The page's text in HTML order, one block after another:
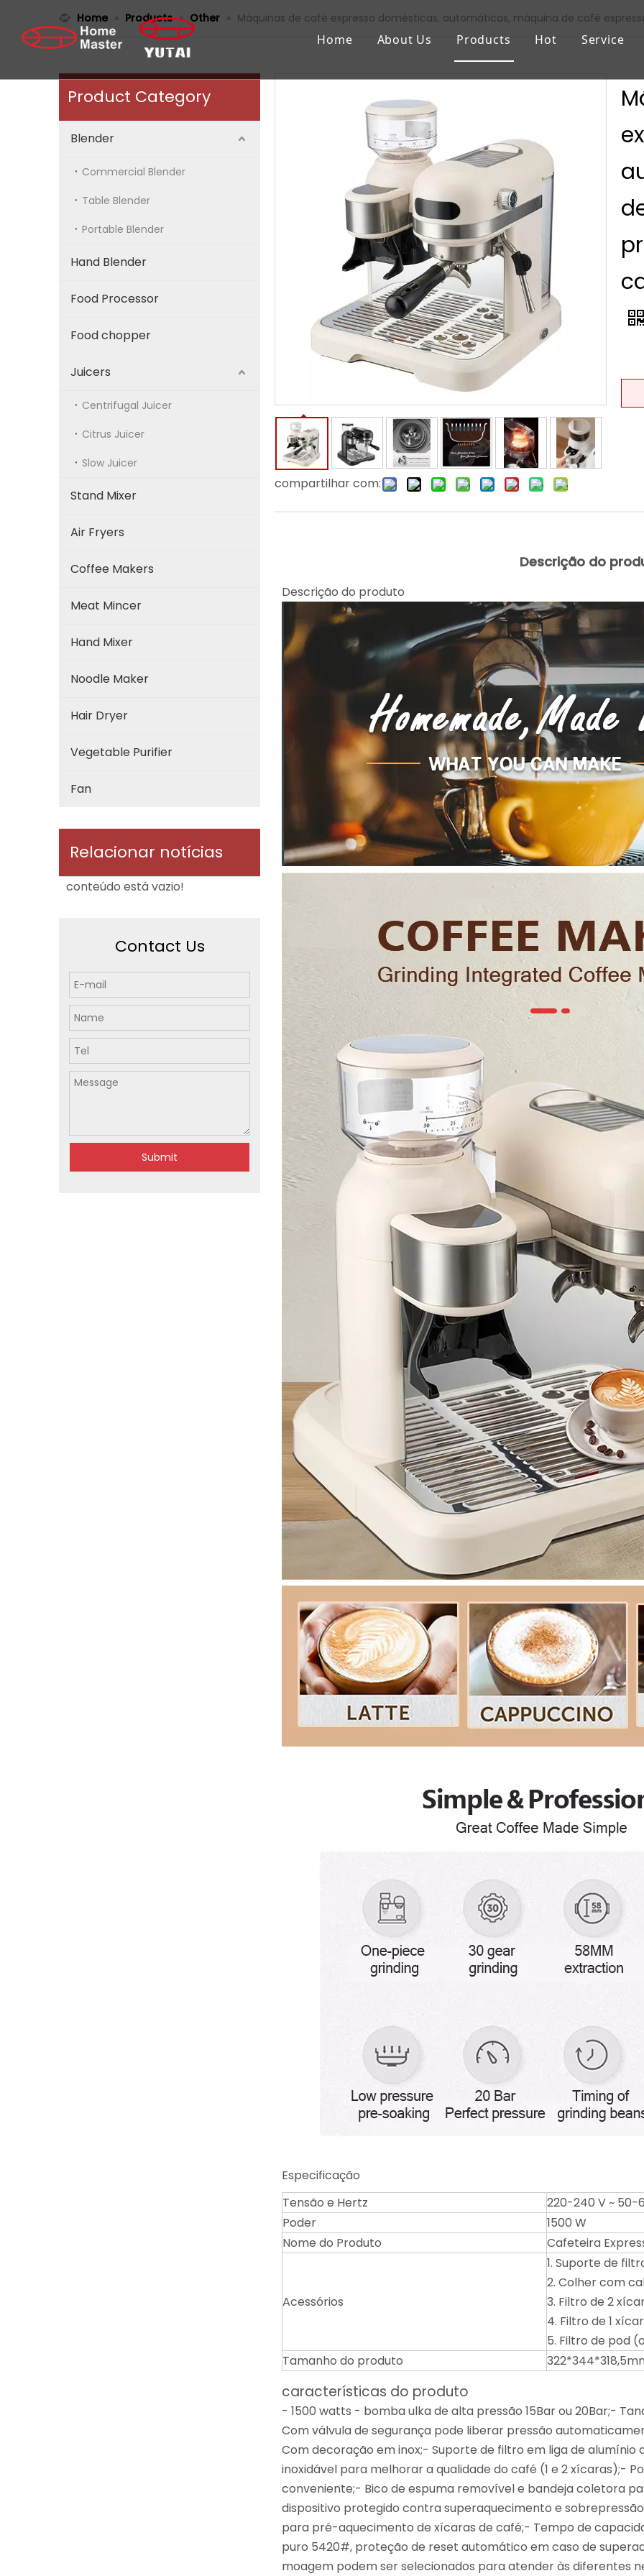
Home About Us Products Hot Service
Home » Products » Other » Máquinas de café expresso domésticas, automáticas, máquina de café
Product Category
Blender
Commercial Blender
Table Blender
Portable Blender
Hand Blender
Food Processor
Food chopper
Juicers
Centrifugal Juicer
Citrus Juicer
Slow Juicer
Stand Mixer
Air Fryers
Coffee Makers
Meat Mincer
Hand Mixer
Noodle Maker
Hair Dryer
Vegetable Purifier
Fan
Relacionar notícias
conteúdo está vazio!
Contact Us
Submit
compartilhar com:
Descrição do
Descrição do produto
Especificação
Tensão e Hertz
220-240 V ~ 50-
Poder
1500 W
Nome do Produto
Cafeteira
Acessórios
1. Suporte de
2. Colher com
3. Filtro de 2
4. Filtro de 1
5. Filtro de pod
Tamanho do produto
características do produto
- 1500 watts - bomba ulka de alta pressão 15Bar ou 20Bar;-
Com válvula de segurança pode liberar pressão
Com decoração em inox;- Suporte de filtro em liga de
inoxidável para melhorar a qualidade do café (1 e 2 xícaras);-
conveniente;- Bico de espuma removível e bandeja coletora
dispositivo protegido contra superaquecimento e
para pré-aquecimento de xícaras de café;- Tempo de
puro 5420#, proteção de reset automático em caso de
moagem podem ser selecionados para atender às diferentes